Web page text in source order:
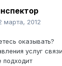
марта, 2012
оказывать?
услуг
подходит